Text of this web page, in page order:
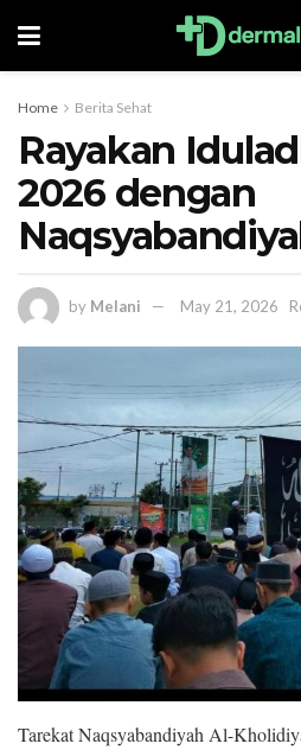
Home Berita Sehat
Rayakan
2026 dengan
by Melani May 21, 2026
Tarekat Naqsyabandiyah Al-